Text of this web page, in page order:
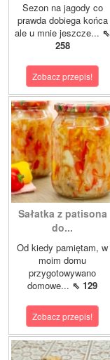
Sezon na jagody co
prawda dobiega końca
ale u mnie jeszcze... ⇖
258
Zobacz przepis!
Sałatka z patisona
do...
Od kiedy pamiętam, w
moim domu
przygotowywano
domowe... ⇖ 129
Zobacz przepis!